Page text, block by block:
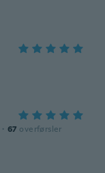
· 67 overførsler